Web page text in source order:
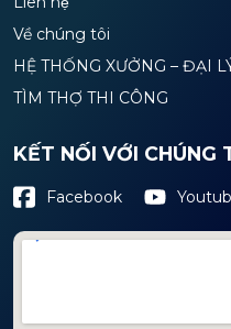
Về chúng tôi
HỆ THỐNG XƯỞNG – ĐẠI
TÌM THỢ THI CÔNG
KẾT NỐI VỚI CHÚNG
Facebook